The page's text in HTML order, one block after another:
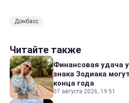
Донбасс
Читайте также
Финансовая удача
знака Зодиака
конца года
07 августа 2026, 19:51